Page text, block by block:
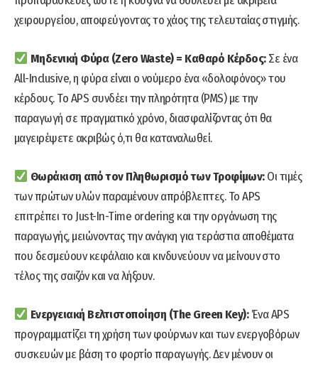
χειρουργείου, αποφεύγοντας το χάος της τελευταίας στιγμής.
Μηδενική Φύρα (Zero Waste) = Καθαρό Κέρδος:Σε ένα
All-Inclusive, η φύρα είναι ο νούμερο ένα «δολοφόνος» του
κέρδους. Το APS συνδέει την πληρότητα (PMS) με την
παραγωγή σε πραγματικό χρόνο, διασφαλίζοντας ότι θα
μαγειρέψετε ακριβώς ό,τι θα καταναλωθεί.
Θωράκιση από τον Πληθωρισμό των Τροφίμων:Οι τιμές
των πρώτων υλών παραμένουν απρόβλεπτες. Το APS
επιτρέπει το Just-In-Time ordering και την οργάνωση της
παραγωγής, μειώνοντας την ανάγκη για τεράστια αποθέματα
που δεσμεύουν κεφάλαιο και κινδυνεύουν να μείνουν στο
τέλος της σαιζόν και να λήξουν.
Ενεργειακή Βελτιστοποίηση (The Green Key):Ένα APS
προγραμματίζει τη χρήση των φούρνων και των ενεργοβόρων
συσκευών με βάση το φορτίο παραγωγής. Δεν μένουν οι